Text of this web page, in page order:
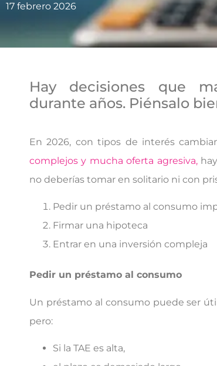
17 febrero 2026
Hay decisiones que
durante años. Piénsalo
En 2026, con tipos de interés
complejos y mucha oferta agresiva,
no deberías tomar en solitario ni con
Pedir un préstamo al consumo
Firmar una hipoteca
Entrar en una inversión compleja
Pedir un préstamo al consumo
Un préstamo al consumo puede ser
pero:
Si la TAE es alta,